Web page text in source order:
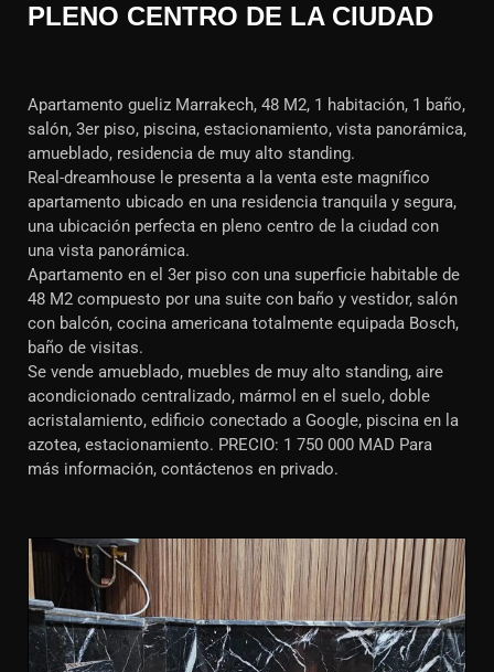
PLENO CENTRO DE LA CIUDAD
Apartamento gueliz Marrakech, 48 M2, 1 habitación, 1 baño,
salón, 3er piso, piscina, estacionamiento, vista panorámica,
amueblado, residencia de muy alto standing.
Real-dreamhouse le presenta a la venta este magnífico
apartamento ubicado en una residencia tranquila y segura,
una ubicación perfecta en pleno centro de la ciudad con
una vista panorámica.
Apartamento en el 3er piso con una superficie habitable de
48 M2 compuesto por una suite con baño y vestidor, salón
con balcón, cocina americana totalmente equipada Bosch,
baño de visitas.
Se vende amueblado, muebles de muy alto standing, aire
acondicionado centralizado, mármol en el suelo, doble
acristalamiento, edificio conectado a Google, piscina en la
azotea, estacionamiento. PRECIO: 1 750 000 MAD Para
más información, contáctenos en privado.